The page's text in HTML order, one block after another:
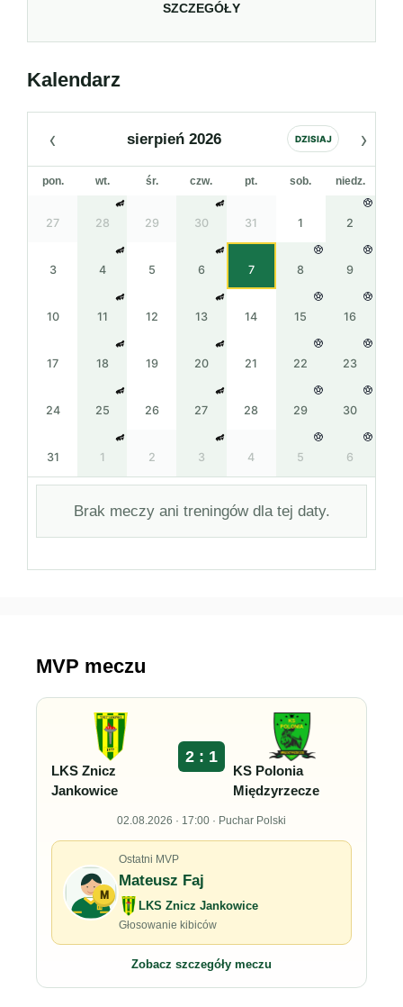
SZCZEGÓŁY
Kalendarz
‹ sierpień 2026 DZISIAJ ›
pon. wt. śr. czw. pt. sob. niedz.
27 28 29 30 31 1 2
3 4 5 6 7 8 9
10 11 12 13 14 15 16
17 18 19 20 21 22 23
24 25 26 27 28 29 30
31 1 2 3 4 5 6
Brak meczy ani treningów dla tej daty.
MVP meczu
LKS Znicz
Jankowice
2 : 1
KS Polonia
Międzyrzecze
02.08.2026 · 17:00 · Puchar Polski
M
Ostatni MVP
Mateusz Faj
LKS Znicz Jankowice
Głosowanie kibiców
Zobacz szczegóły meczu